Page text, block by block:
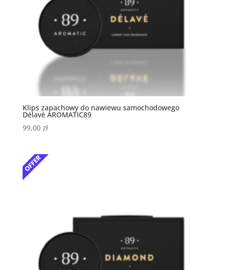
Klips zapachowy do nawiewu samochodowego
Délavé AROMATIC89
99,00 zł